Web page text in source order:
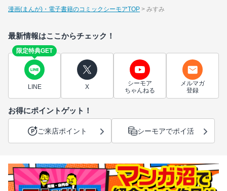
漫画(まんが)・電子書籍のコミックシーモアTOP みすみ
最新情報はここからチェック！
限定特典GET
LINE X
シーモア
ちゃんねる
メルマガ
登録
お得にポイントゲット！
ご来店ポイント シーモアでポイ活